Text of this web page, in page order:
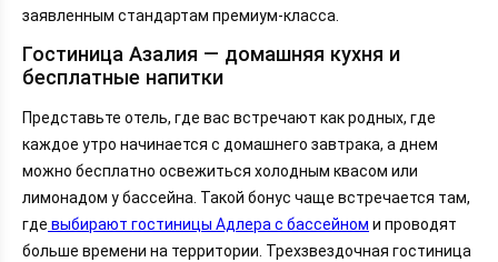
заявленным стандартам премиум-класса.
Гостиница Азалия — домашняя кухня и
бесплатные напитки
Представьте отель, где вас встречают как родных, где
каждое утро начинается с домашнего завтрака, а днем
можно бесплатно освежиться холодным квасом или
лимонадом у бассейна. Такой бонус чаще встречается там,
где выбирают гостиницы Адлера с бассейном и проводят
больше времени на территории. Трехзвездочная гостиница